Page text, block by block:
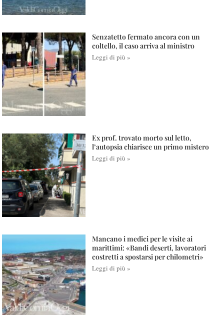
Senzatetto fermato ancora con un
coltello, il caso arriva al ministro
Leggi di più »
Ex prof. trovato morto sul letto,
l’autopsia chiarisce un primo mistero
Leggi di più »
Mancano i medici per le visite ai
marittimi: «Bandi deserti, lavoratori
costretti a spostarsi per chilometri»
Leggi di più »